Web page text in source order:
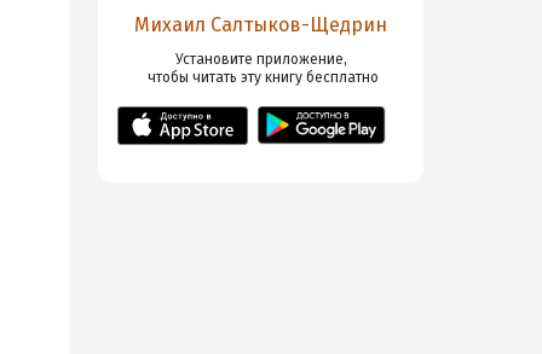
Михаил Салтыков-Щедрин
Установите приложение,
чтобы читать эту книгу бесплатно